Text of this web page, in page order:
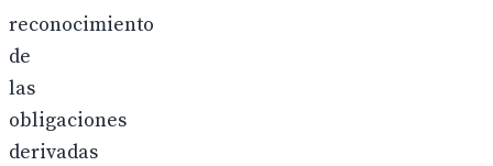
reconocimiento
de
las
obligaciones
derivadas